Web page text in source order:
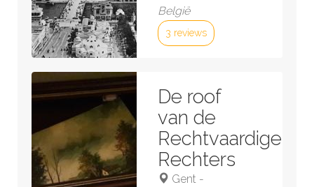
België
3 reviews
De roof
van de
Rechtvaardige
Rechters
Gent -